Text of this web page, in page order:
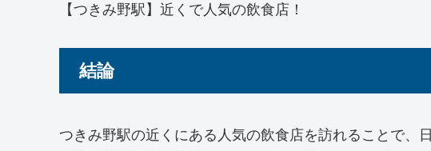
【つきみ野駅】近くで人気の飲食店！
結論
つきみ野駅の近くにある人気の飲食店を訪れることで、